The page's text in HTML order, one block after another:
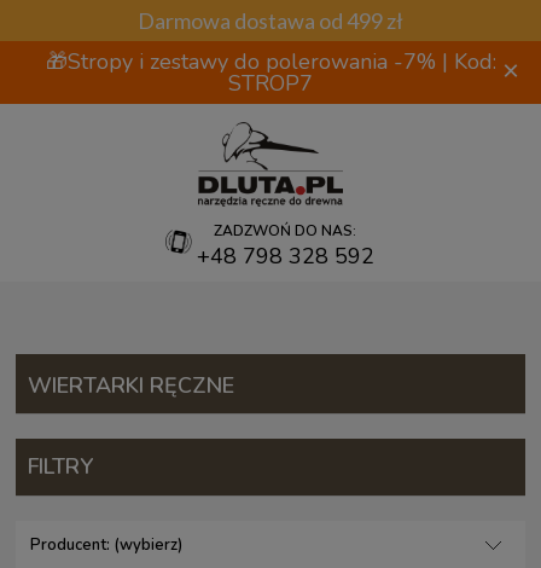
Darmowa dostawa od 499 zł
🎁Stropy i zestawy do polerowania -7% | Kod:
STROP7 ×
ZADZWOŃ DO NAS:
+48 798 328 592
WIERTARKI RĘCZNE
FILTRY
Producent: (wybierz)